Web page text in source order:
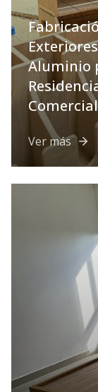
Aluminio
Ver más